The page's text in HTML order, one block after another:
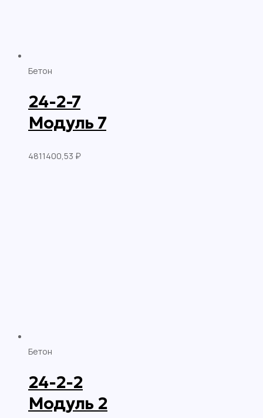
Бетон
24-2-7
Модуль 7
4811400,53 ₽
Бетон
24-2-2
Модуль 2